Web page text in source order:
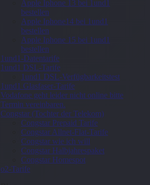
Apple Iphone 13 bei 1und1
bestellen
Apple Iphone14 bei 1und1
bestellen
Apple Iphone 15 bei 1und1
bestellen
1und1-Datentarife
1und1 DSL-Tarife
1und1 DSL-Verfügbarkeitstest
1und1 Glasfaser-Tarife
Vodafone geht leider nicht online bitte
Termin vereinbaren.
Congstar (Tochter der Telekom)
Congstar Prepaid Tarife
Congstar Allnet-Flat-Tarife
Congstar wie ich will
Congstar Halbjahrespaket
Congstar Homespot
o2-Tarife